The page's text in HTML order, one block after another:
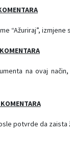
“Ažuriraj”, izmjene
na ovaj
potvrde da